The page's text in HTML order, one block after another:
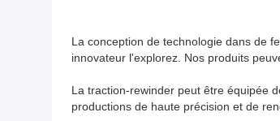
La conception de technologie dans de
innovateur l'explorez. Nos produits
La traction-rewinder peut être équipée
productions de haute précision et de